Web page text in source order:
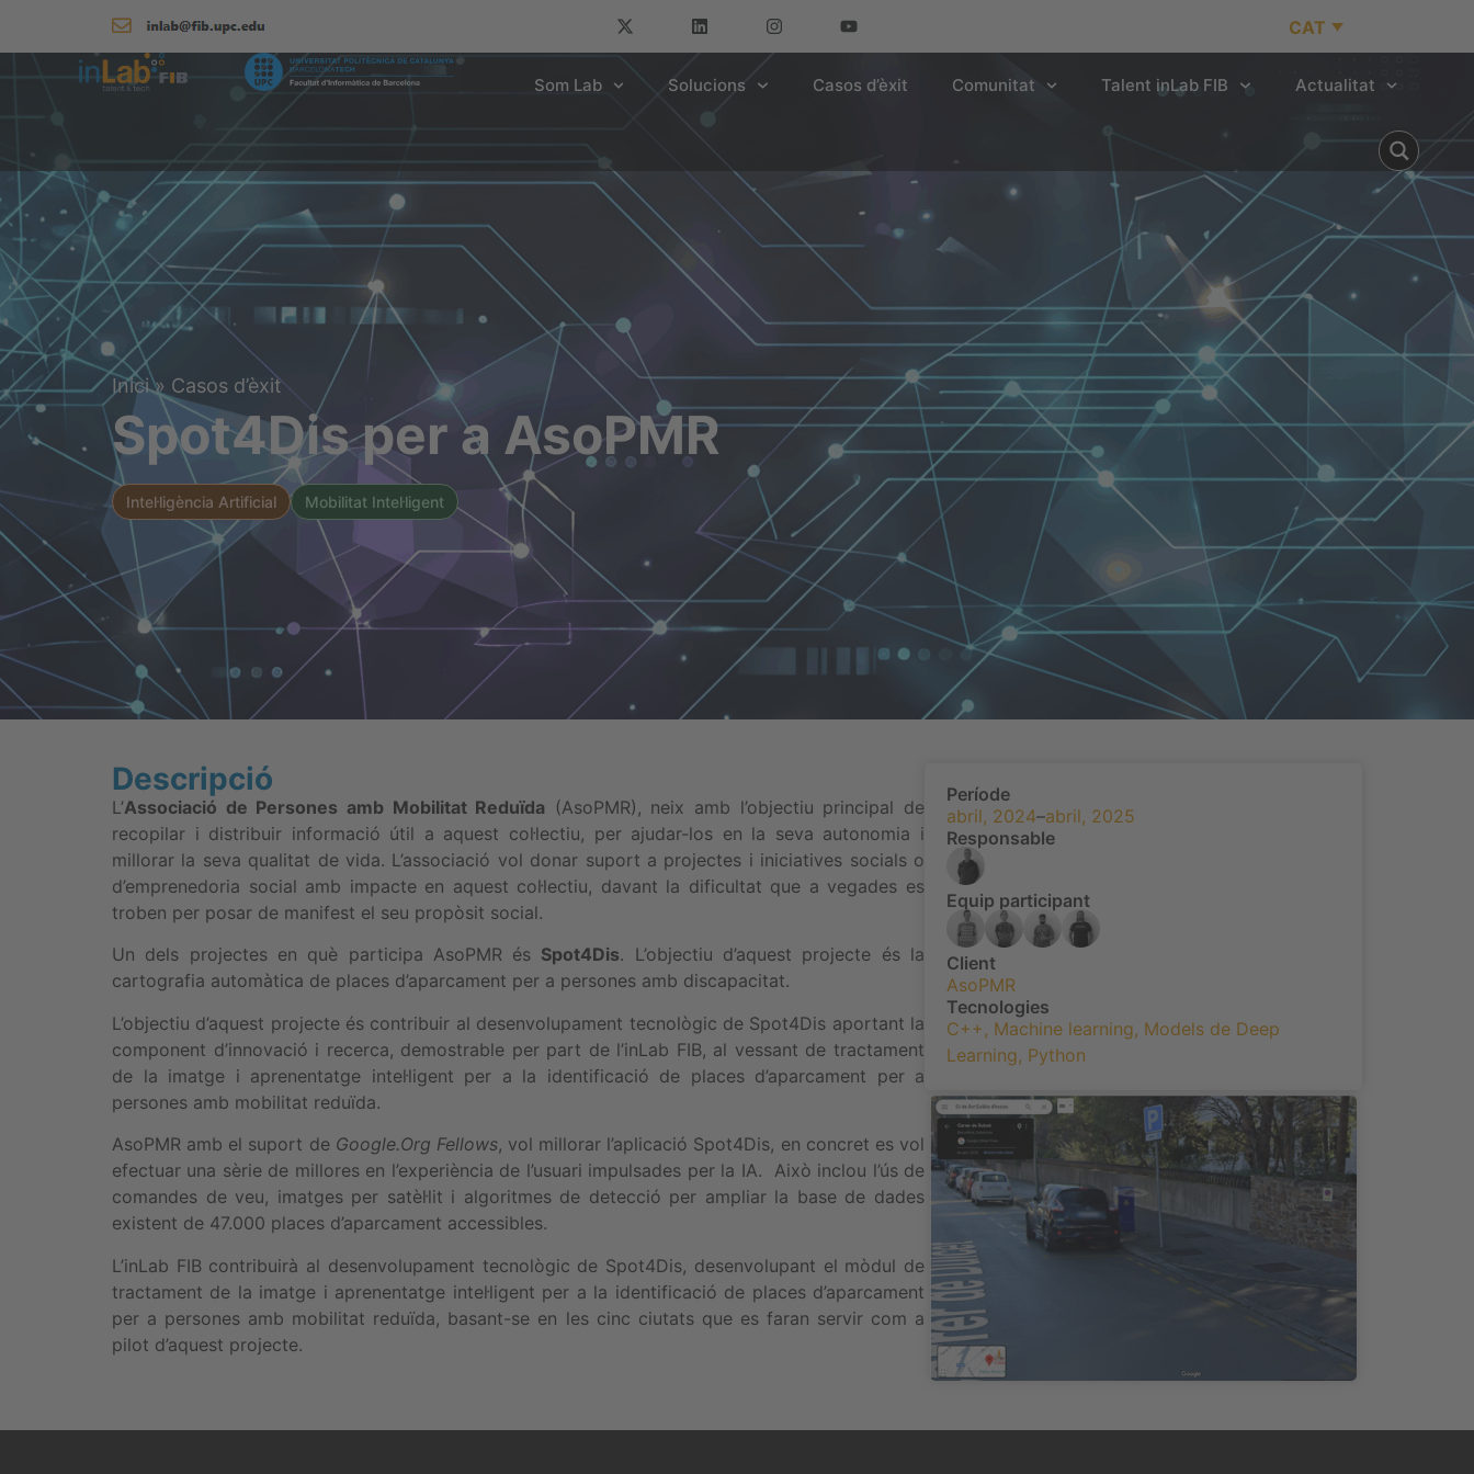
CAT
Som Lab Solucions Casos d’èxit Comunitat Talent inLab FIB Actualitat
Inici» Casos d’èxit
Spot4Dis per a AsoPMR
Intel·ligència Artificial Mobilitat Intel·ligent
Descripció
L’Associació de Persones amb Mobilitat Reduïda (AsoPMR), neix amb l’objectiu principal de
recopilar i distribuir informació útil a aquest col·lectiu, per ajudar-los en la seva autonomia i
millorar la seva qualitat de vida. L’associació vol donar suport a projectes i iniciatives socials o
d’emprenedoria social amb impacte en aquest col·lectiu, davant la dificultat que a vegades es
troben per posar de manifest el seu propòsit social.
Un dels projectes en què participa AsoPMR és Spot4Dis. L’objectiu d’aquest projecte és la
cartografia automàtica de places d’aparcament per a persones amb discapacitat.
L’objectiu d’aquest projecte és contribuir al desenvolupament tecnològic de Spot4Dis aportant la
component d’innovació i recerca, demostrable per part de l’inLab FIB, al vessant de tractament
de la imatge i aprenentatge intel·ligent per a la identificació de places d’aparcament per a
persones amb mobilitat reduïda.
AsoPMR amb el suport de Google.Org Fellows, vol millorar l’aplicació Spot4Dis, en concret es vol
efectuar una sèrie de millores en l’experiència de l’usuari impulsades per la IA. Això inclou l’ús de
comandes de veu, imatges per satèl·lit i algoritmes de detecció per ampliar la base de dades
existent de 47.000 places d’aparcament accessibles.
L’inLab FIB contribuirà al desenvolupament tecnològic de Spot4Dis, desenvolupant el mòdul de
tractament de la imatge i aprenentatge intel·ligent per a la identificació de places d’aparcament
per a persones amb mobilitat reduïda, basant-se en les cinc ciutats que es faran servir com a
pilot d’aquest projecte.
Període
abril, 2024–abril, 2025
Responsable
Equip participant
Client
AsoPMR
Tecnologies
C++, Machine learning, Models de Deep
Learning, Python